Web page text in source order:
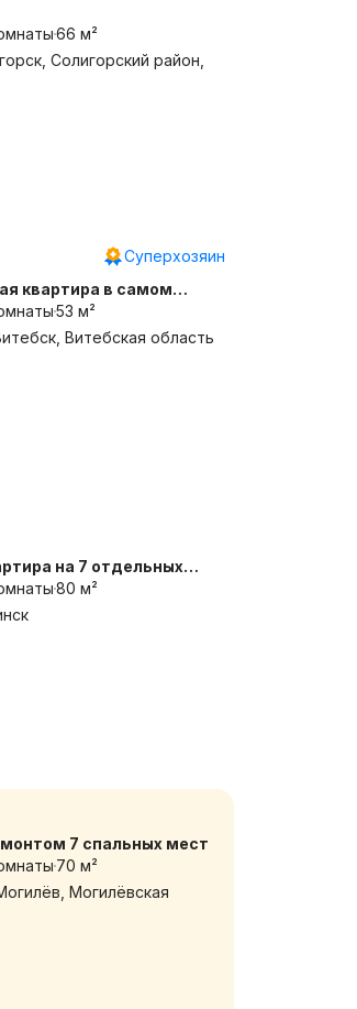
66 м²
Солигорский район,
Суперхозяин
квартира в самом
53 м²
Витебская область
на 7 отдельных
80 м²
3-х комн. с новым ремонтом 7 спальных мест
70 м²
Могилёвская